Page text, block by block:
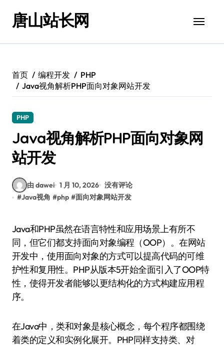
唐山站长网
首页 编程开发
PHP
Java视角解析PHP面向对象网站开发
PHP
Java视角解析PHP面向对象网
站开发
由 dawei 1 月 10, 2026 没有评论
#Java视角 #php #面向对象网站开发
Java和PHP虽然在语言特性和应用场景上有所不
同，但它们都支持面向对象编程（OOP）。在网站
开发中，使用面向对象的方式可以提高代码的可维
护性和复用性。PHP从版本5开始全面引入了OOP特
性，使得开发者能够以更结构化的方式构建应用程
序。
在Java中，类和对象是核心概念，每个程序都围绕
着类的定义和实例化展开。PHP同样支持类、对